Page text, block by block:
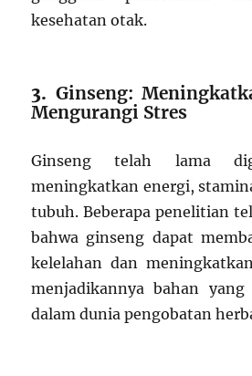
kesehatan otak.
3. Ginseng:
Mengurangi Stres
Ginseng telah lama
meningkatkan energi,
tubuh. Beberapa penelitian
bahwa ginseng dapat
kelelahan dan
menjadikannya bahan yang
dalam dunia pengobatan